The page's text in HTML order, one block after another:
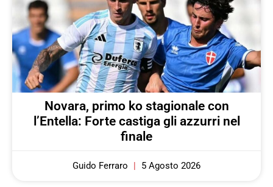
Novara, primo ko stagionale con
l’Entella: Forte castiga gli azzurri nel
finale
Guido Ferraro 5 Agosto 2026